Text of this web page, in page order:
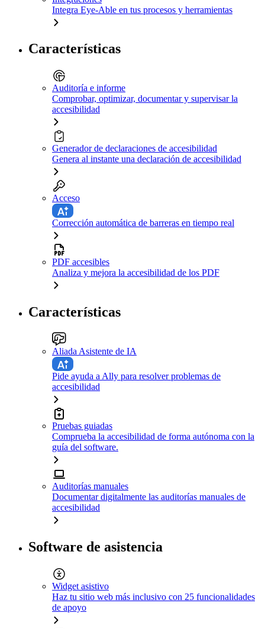
Integra Eye-Able en tus procesos y herramientas
Características
Auditoría e informe
Comprobar, optimizar, documentar y supervisar la
accesibilidad
Generador de declaraciones de accesibilidad
Genera al instante una declaración de accesibilidad
Acceso
Corrección automática de barreras en tiempo real
PDF accesibles
Analiza y mejora la accesibilidad de los PDF
Características
Aliada Asistente de IA
Pide ayuda a Ally para resolver problemas de
accesibilidad
Pruebas guiadas
Comprueba la accesibilidad de forma autónoma con la
guía del software.
Auditorías manuales
Documentar digitalmente las auditorías manuales de
accesibilidad
Software de asistencia
Widget asistivo
Haz tu sitio web más inclusivo con 25 funcionalidades
de apoyo